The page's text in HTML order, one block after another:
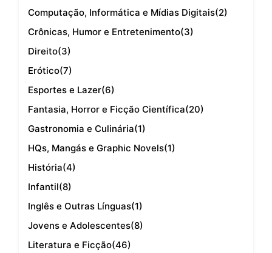
Computação, Informática e Mídias Digitais(2)
Crônicas, Humor e Entretenimento(3)
Direito(3)
Erótico(7)
Esportes e Lazer(6)
Fantasia, Horror e Ficção Científica(20)
Gastronomia e Culinária(1)
HQs, Mangás e Graphic Novels(1)
História(4)
Infantil(8)
Inglês e Outras Línguas(1)
Jovens e Adolescentes(8)
Literatura e Ficção(46)